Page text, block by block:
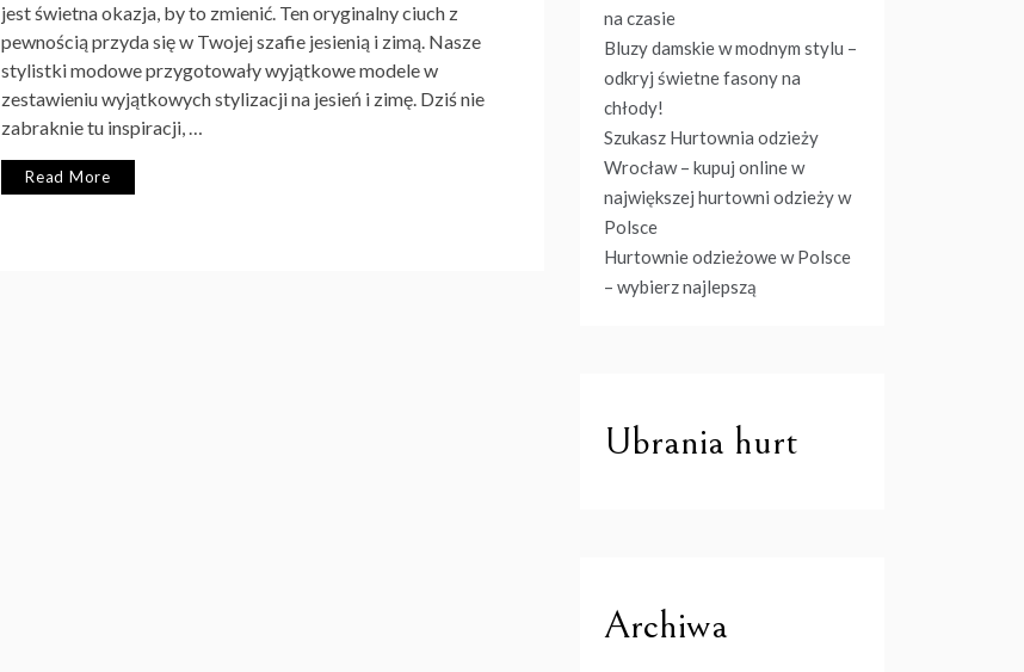
jest świetna okazja, by to zmienić. Ten oryginalny ciuch z
pewnością przyda się w Twojej szafie jesienią i zimą. Nasze
stylistki modowe przygotowały wyjątkowe modele w
zestawieniu wyjątkowych stylizacji na jesień i zimę. Dziś nie
zabraknie tu inspiracji, …
Read More
na czasie
Bluzy damskie w modnym stylu –
odkryj świetne fasony na
chłody!
Szukasz Hurtownia odzieży
Wrocław – kupuj online w
największej hurtowni odzieży w
Polsce
Hurtownie odzieżowe w Polsce
– wybierz najlepszą
Ubrania hurt
Archiwa